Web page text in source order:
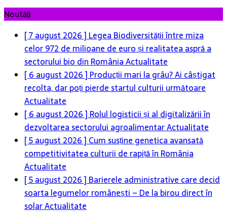
Noutăți
[ 7 august 2026 ] Legea Biodiversității între miza
celor 972 de milioane de euro și realitatea aspră a
sectorului bio din RomâniaActualitate
[ 6 august 2026 ] Producții mari la grâu? Ai câștigat
recolta, dar poți pierde startul culturii următoare
Actualitate
[ 6 august 2026 ] Rolul logisticii și al digitalizării în
dezvoltarea sectorului agroalimentarActualitate
[ 5 august 2026 ] Cum susține genetica avansată
competitivitatea culturii de rapiță în România
Actualitate
[ 5 august 2026 ] Barierele administrative care decid
soarta legumelor românești – De la birou direct în
solarActualitate